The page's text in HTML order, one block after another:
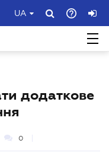
UA
додаткове
0